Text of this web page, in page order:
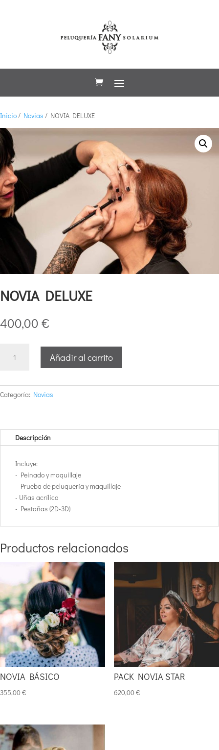
Inicio / Novias / NOVIA DELUXE
NOVIA DELUXE
400,00 €
DELUXE
Añadir al carrito
Categoría: Novias
Descripción
Incluye:
- Peinado y maquillaje
- Prueba de peluquería y maquillaje
- Uñas acrílico
- Pestañas (2D-3D)
Productos relacionados
NOVIA BÁSICO
355,00 €
PACK NOVIA STAR
620,00 €